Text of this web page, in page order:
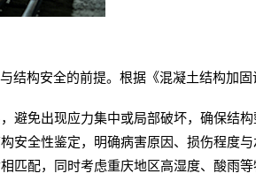
构安全的前提。根据《混凝土结构加固
避免出现应力集中或局部破坏，确保结
安全性鉴定，明确病害原因、损伤程度
匹配，同时考虑重庆地区高湿度、酸雨